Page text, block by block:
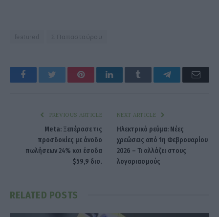
Σ.Παπασταύρου
Facebook Twitter PinterestLinkedIn Tumblr Telegram
PREVIOUS ARTICLE
Meta: Ξεπέρασε τις
προσδοκίες με άνοδο
πωλήσεων 24% και έσοδα
$59,9 δισ.
NEXT ARTICLE
Ηλεκτρικό ρεύμα: Νέες
χρεώσεις από 1η Φεβρουαρίου
2026 – Τι αλλάζει στους
λογαριασμούς
RELATED POSTS